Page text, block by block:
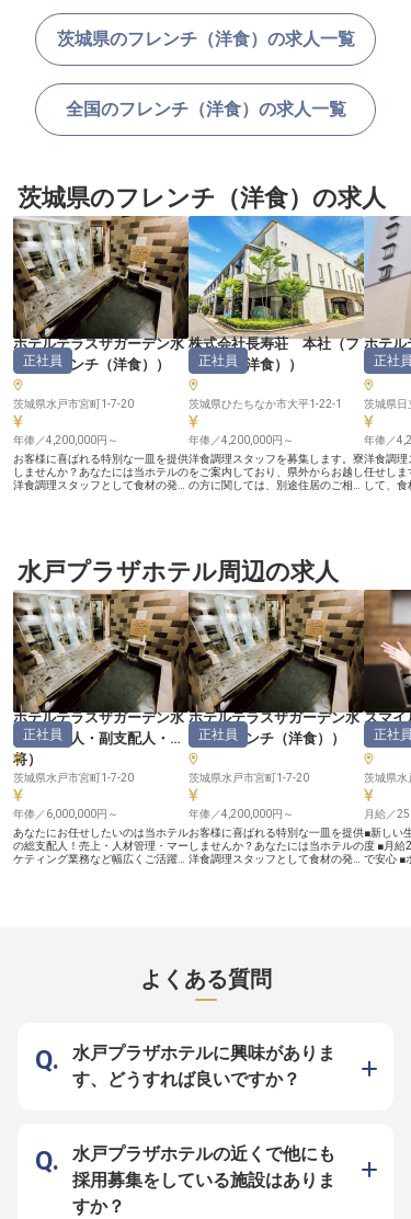
茨城県のフレンチ（洋食）の求人一覧
全国のフレンチ（洋食）の求人一覧
茨城県のフレンチ（洋食）の求人
ホテルテラスザガーデン水
戸（フレンチ（洋食） ）
正社員
茨城県水戸市宮町1-7-20
年俸／4,200,000円～
お客様に喜ばれる特別な一皿を提供
しませんか？あなたには当ホテルの
洋食調理スタッフとして食材の発注
く働ける環境です。「ホテルテラス
ザガーデン水戸」は水戸駅直結の好
立地。客室のほか結婚式場もあり、
多くのお客様に利用されています。
※この求人は2024年1月19日時点の
情報です
株式会社長寿荘 本社（フ
レンチ（洋食）
）
正社員
茨城県ひたちなか市大平1-22-1
年俸／4,200,000円～
洋食調理スタッフを募集します。寮
をご案内しており、県外からお越し
の方に関しては、別途住居のご相談
調理担当としての業務全般をお任せ
しており、食材の発注や下ごしら
え、調理はもちろん、食品の品質管
理や衛生管理も行なっていただきま
す。※この求人は2024年1月23日時
点の情報です
ホテル
立（フ
正社員
茨城県日
年俸／
洋食調理
任せしま
して、
な時間を
してい
※この求
情報です
水戸プラザホテル周辺の求人
ホテルテラスザガーデン水
戸（支配人・副支配人・女
将）
正社員
茨城県水戸市宮町1-7-20
年俸／6,000,000円～
あなたにお任せしたいのは当ホテル
の総支配人！売上・人材管理・マー
ケティング業務など幅広くご活躍い
な場所にあるホテルです。※この求
人は2024年1月19日時点の情報で
ホテルテラスザガーデン水
戸（フレンチ（洋食） ）
正社員
茨城県水戸市宮町1-7-20
年俸／4,200,000円～
お客様に喜ばれる特別な一皿を提供
しませんか？あなたには当ホテルの
洋食調理スタッフとして食材の発注
多くのお客様に利用されています。
※この求人は2024年1月19日時点の
情報です
スマイ
人・
正社員
茨城県水
月給／
■新しい
度 ■月給
で安心 ■
ー【成長
資格取
充実して
よくある質問
水戸プラザホテルに興味がありま
す、どうすれば良いですか？
水戸プラザホテルの近くで他にも
採用募集をしている施設はありま
すか？